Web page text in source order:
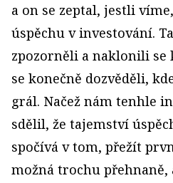
a on se zeptal, jestli
úspěchu v investování.
zpozorněli a naklonili se
se konečně dozvěděli,
grál. Načež nám tenhle
sdělil, že tajemství
spočívá v tom, přežít
možná trochu přehnaně,